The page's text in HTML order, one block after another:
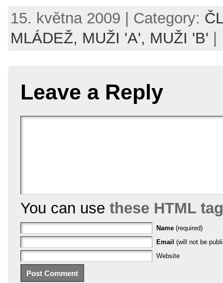
15. května 2009 | Category:
MLÁDEŽ, MUŽI 'A', MUŽI 'B'
Leave a Reply
You can use these HTML
Name (required)
Email (will not be
Website